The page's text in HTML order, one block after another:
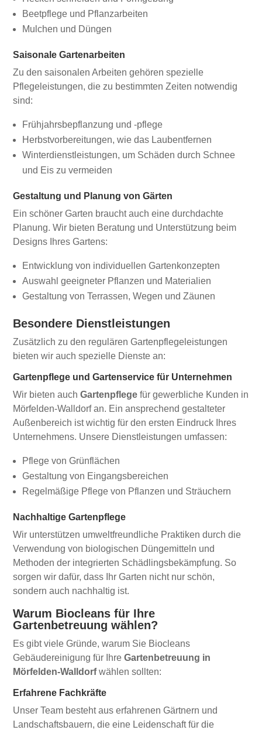
Beetpflege und Pflanzarbeiten
Mulchen und Düngen
Saisonale Gartenarbeiten
Zu den saisonalen Arbeiten gehören spezielle
Pflegeleistungen, die zu bestimmten Zeiten notwendig
sind:
Frühjahrsbepflanzung und -pflege
Herbstvorbereitungen, wie das Laubentfernen
Winterdienstleistungen, um Schäden durch Schnee
und Eis zu vermeiden
Gestaltung und Planung von Gärten
Ein schöner Garten braucht auch eine durchdachte
Planung. Wir bieten Beratung und Unterstützung beim
Designs Ihres Gartens:
Entwicklung von individuellen Gartenkonzepten
Auswahl geeigneter Pflanzen und Materialien
Gestaltung von Terrassen, Wegen und Zäunen
Besondere Dienstleistungen
Zusätzlich zu den regulären Gartenpflegeleistungen
bieten wir auch spezielle Dienste an:
Gartenpflege und Gartenservice für Unternehmen
Wir bieten auchGartenpflege für gewerbliche Kunden in
Mörfelden-Walldorf an. Ein ansprechend gestalteter
Außenbereich ist wichtig für den ersten Eindruck Ihres
Unternehmens. Unsere Dienstleistungen umfassen:
Pflege von Grünflächen
Gestaltung von Eingangsbereichen
Regelmäßige Pflege von Pflanzen und Sträuchern
Nachhaltige Gartenpflege
Wir unterstützen umweltfreundliche Praktiken durch die
Verwendung von biologischen Düngemitteln und
Methoden der integrierten Schädlingsbekämpfung. So
sorgen wir dafür, dass Ihr Garten nicht nur schön,
sondern auch nachhaltig ist.
Warum Biocleans für Ihre
Gartenbetreuung wählen?
Es gibt viele Gründe, warum Sie Biocleans
Gebäudereinigung für IhreGartenbetreuung in
Mörfelden-Walldorfwählen sollten:
Erfahrene Fachkräfte
Unser Team besteht aus erfahrenen Gärtnern und
Landschaftsbauern, die eine Leidenschaft für die